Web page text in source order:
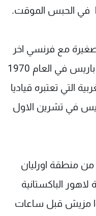
مع فرنسي اخر
يدعى نعمان مزيش المولود في باريس في العام 1970
التي تعتبره قياديا
في تشرين الاول
من منطقة اورليان
الباكستانية
مزيش قبل ساعات